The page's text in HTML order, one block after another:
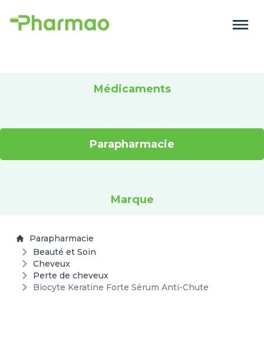
Médicaments
Parapharmacie
Marque
Parapharmacie
Beauté et Soin
Cheveux
Perte de cheveux
Biocyte Keratine Forte Sérum Anti-Chute